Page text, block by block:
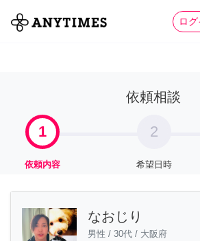
ロ
全て 家
依頼相談
1
依頼内容
2
希望日時
なおじり
男性 / 30代 / 大阪府